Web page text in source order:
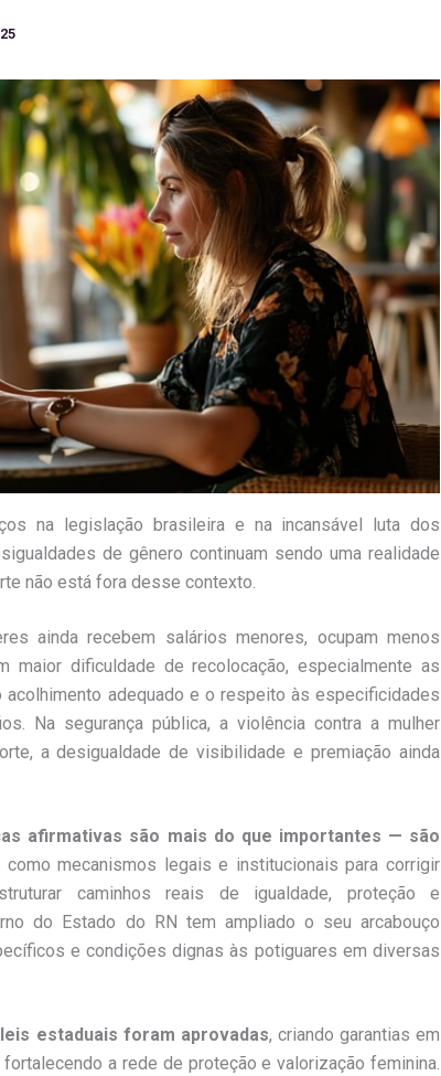
na legislação brasileira e na incansável luta dos
de gênero continuam sendo uma realidade
não está fora desse contexto.
ainda recebem salários menores, ocupam menos
maior dificuldade de recolocação, especialmente as
acolhimento adequado e o respeito às especificidades
Na segurança pública, a violência contra a mulher
a desigualdade de visibilidade e premiação ainda
afirmativas são mais do que importantes — são
como mecanismos legais e institucionais para corrigir
caminhos reais de igualdade, proteção e
do Estado do RN tem ampliado o seu arcabouço
e condições dignas às potiguares em diversas
estaduais foram aprovadas, criando garantias em
a rede de proteção e valorização feminina.